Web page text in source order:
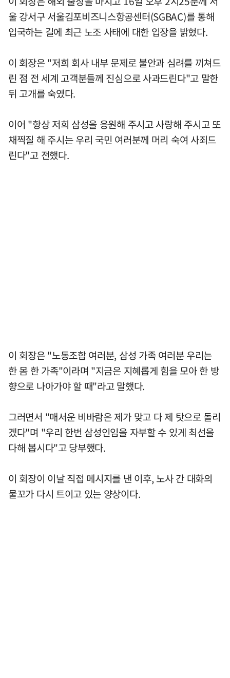
울 강서구 서울김포비즈니스항공센터(SGBAC)를 통해
입국하는 길에 최근 노조 사태에 대한 입장을 밝혔다.
이 회장은 "저희 회사 내부 문제로 불안과 심려를 끼쳐드
린 점 전 세계 고객분들께 진심으로 사과드린다"고 말한
뒤 고개를 숙였다.
이어 "항상 저희 삼성을 응원해 주시고 사랑해 주시고 또
채찍질 해 주시는 우리 국민 여러분께 머리 숙여 사죄드
린다"고 전했다.
이 회장은 "노동조합 여러분, 삼성 가족 여러분 우리는
한 몸 한 가족"이라며 "지금은 지혜롭게 힘을 모아 한 방
향으로 나아가야 할 때"라고 말했다.
그러면서 "매서운 비바람은 제가 맞고 다 제 탓으로 돌리
겠다"며 "우리 한번 삼성인임을 자부할 수 있게 최선을
다해 봅시다"고 당부했다.
이 회장이 이날 직접 메시지를 낸 이후, 노사 간 대화의
물꼬가 다시 트이고 있는 양상이다.